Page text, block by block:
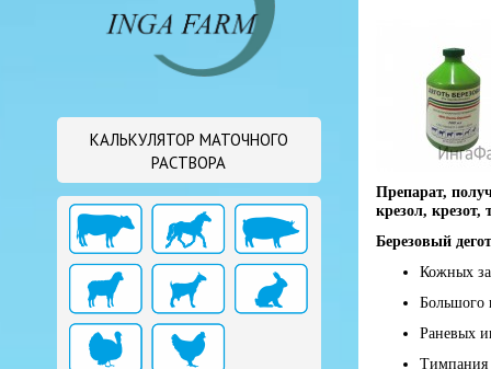
КАЛЬКУЛЯТОР МАТОЧНОГО
РАСТВОРА
Препарат,
крезол,
Березовый
Кожных
Большого
Раневых
Тимпания